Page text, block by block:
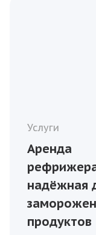
Услуги
Аренда
надёжная
продуктов